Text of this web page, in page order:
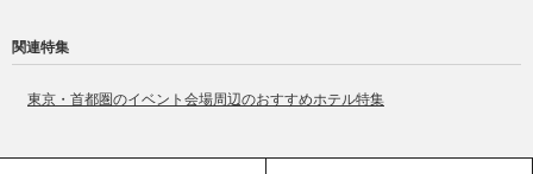
関連特集
東京・首都圏のイベント会場周辺のおすすめホテル特集